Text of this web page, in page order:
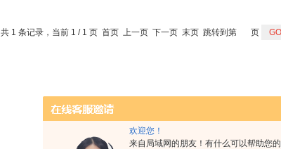
欢迎您！
来自局域网的朋友！有什么可以帮助您的
共 1 条记录，当前 1 / 1 页 首页 上一页 下一页 末页 跳转到第 页